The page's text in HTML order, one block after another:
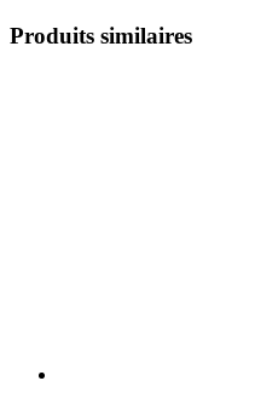
Produits similaires